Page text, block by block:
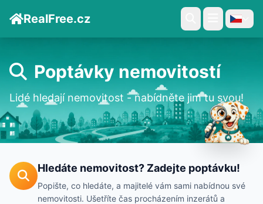
RealFree.cz
Poptávky nemovitostí
Lidé hledají nemovitost - nabídněte jim tu svou!
Hledáte nemovitost? Zadejte poptávku!
Popište, co hledáte, a majitelé vám sami nabídnou své
nemovitosti. Ušetříte čas procházením inzerátů a